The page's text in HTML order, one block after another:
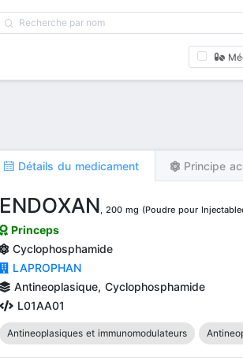
Détails du medicament Principe
ENDOXAN, 200 mg (Poudre pour
Princeps
Cyclophosphamide
LAPROPHAN
Antineoplasique, Cyclophosphamide
L01AA01
Antineoplasiques et immunomodulateurs